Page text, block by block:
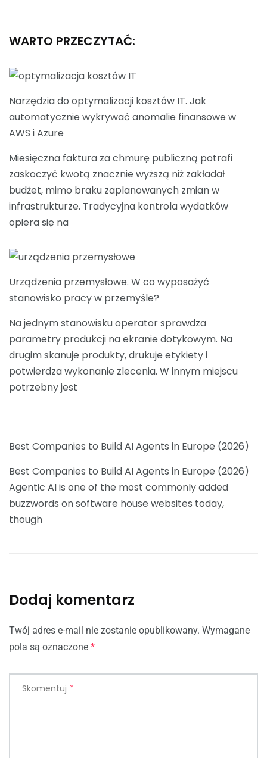
WARTO PRZECZYTAĆ:
Narzędzia do optymalizacji kosztów IT. Jak
automatycznie wykrywać anomalie finansowe w
AWS i Azure
Miesięczna faktura za chmurę publiczną potrafi
zaskoczyć kwotą znacznie wyższą niż zakładał
budżet, mimo braku zaplanowanych zmian w
infrastrukturze. Tradycyjna kontrola wydatków
opiera się na
Urządzenia przemysłowe. W co wyposażyć
stanowisko pracy w przemyśle?
Na jednym stanowisku operator sprawdza
parametry produkcji na ekranie dotykowym. Na
drugim skanuje produkty, drukuje etykiety i
potwierdza wykonanie zlecenia. W innym miejscu
potrzebny jest
Best Companies to Build AI Agents in Europe (2026)
Best Companies to Build AI Agents in Europe (2026)
Agentic AI is one of the most commonly added
buzzwords on software house websites today,
though
Dodaj komentarz
Twój adres e-mail nie zostanie opublikowany. Wymagane
pola są oznaczone *
Skomentuj *